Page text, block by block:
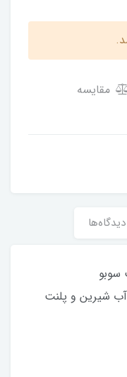
مقایسه
دیدگاه‌ها
سوبو
آب شیرین و پلنت